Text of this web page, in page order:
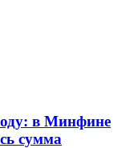
в Минфине
сумма